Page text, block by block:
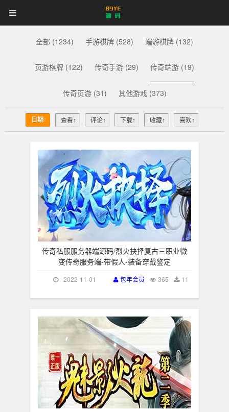
89YE
源
码
89YE 首页
破解软件 视频教程
登录 注册 登注不正常？
全部 (1234) 手游棋牌 (528) 端游棋牌 (132)
页游棋牌 (122) 传奇手游 (29) 传奇端游 (19)
传奇页游 (31) 其他游戏 (373)
日期↑ 查看↑ 评论↑ 下载↑ 收藏↑ 喜欢↑
传奇私服服务器端源码/烈火抉择复古三职业微
变传奇服务端-带假人-装备穿戴鉴定
2022-11-01 11
365
包年会员